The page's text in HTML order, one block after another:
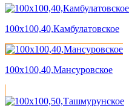
100х100,40,Камбулатовское
100х100,40,Мансуровское